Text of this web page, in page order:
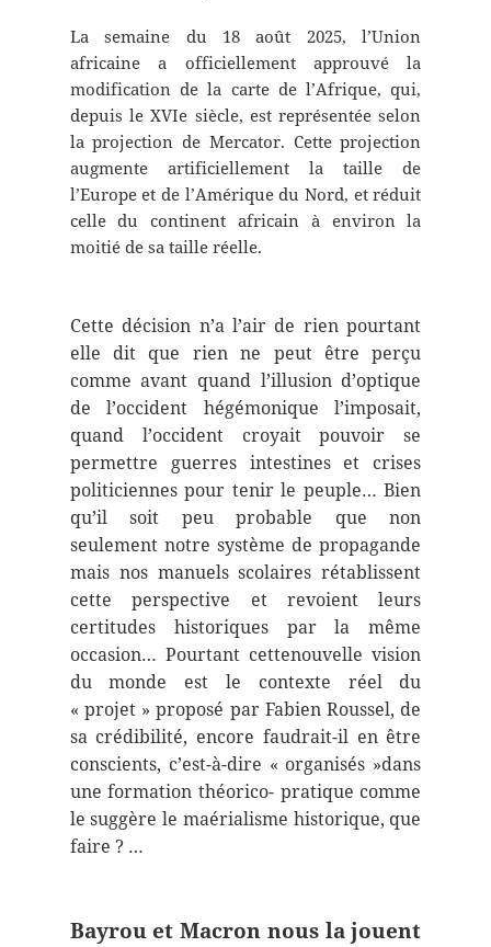
La semaine du 18 août 2025, l’Union
africaine a officiellement approuvé la
modification de la carte de l’Afrique, qui,
depuis le XVIe siècle, est représentée selon
la projection de Mercator. Cette projection
augmente artificiellement la taille de
l’Europe et de l’Amérique du Nord, et réduit
celle du continent africain à environ la
moitié de sa taille réelle.
Cette décision n’a l’air de rien pourtant
elle dit que rien ne peut être perçu
comme avant quand l’illusion d’optique
de l’occident hégémonique l’imposait,
quand l’occident croyait pouvoir se
permettre guerres intestines et crises
politiciennes pour tenir le peuple… Bien
qu’il soit peu probable que non
seulement notre système de propagande
mais nos manuels scolaires rétablissent
cette perspective et revoient leurs
certitudes historiques par la même
occasion… Pourtant cettenouvelle vision
du monde est le contexte réel du
« projet » proposé par Fabien Roussel, de
sa crédibilité, encore faudrait-il en être
conscients, c’est-à-dire « organisés »dans
une formation théorico- pratique comme
le suggère le maérialisme historique, que
faire ? …
Bayrou et Macron nous la jouent